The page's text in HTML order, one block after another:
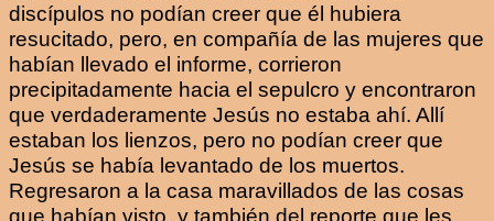
discípulos no podían creer que él hubiera
resucitado, pero, en compañía de las mujeres que
habían llevado el informe, corrieron
precipitadamente hacia el sepulcro y encontraron
que verdaderamente Jesús no estaba ahí. Allí
estaban los lienzos, pero no podían creer que
Jesús se había levantado de los muertos.
Regresaron a la casa maravillados de las cosas
que habían visto, y también del reporte que les